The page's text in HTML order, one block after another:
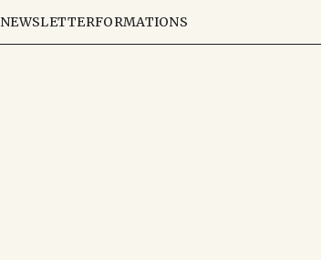
NEWSLETTERFORMATIONS